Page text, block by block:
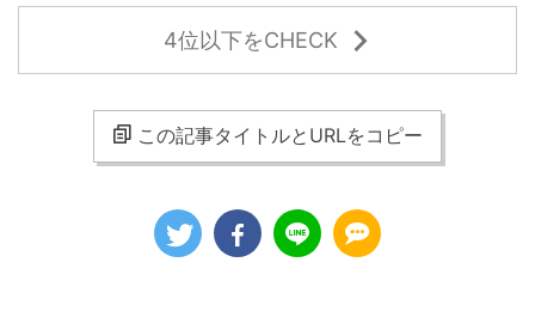
4位以下をCHECK
この記事タイトルとURLをコピー